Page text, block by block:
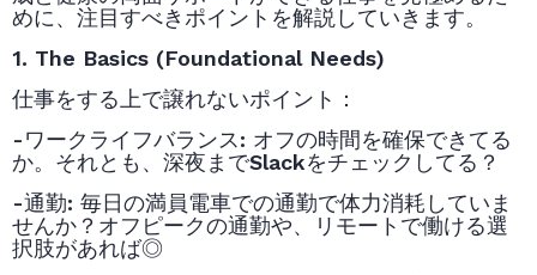
めに、注目すべきポイントを解説していきます。
1. The Basics (Foundational Needs)
仕事をする上で譲れないポイント：
-ワークライフバランス: オフの時間を確保できてる
か。それとも、深夜までSlackをチェックしてる？
-通勤: 毎日の満員電車での通勤で体力消耗していま
せんか？オフピークの通勤や、リモートで働ける選
択肢があれば◎